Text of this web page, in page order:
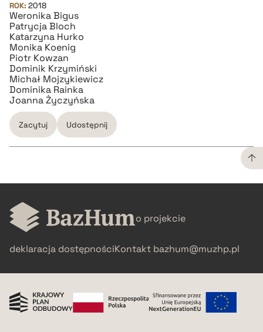
ROK: 2018
Weronika Bigus
Patrycja Bloch
Katarzyna Hurko
Monika Koenig
Piotr Kowzan
Dominik Krzymiński
Michał Mojzykiewicz
Dominika Rainka
Joanna Życzyńska
Zacytuj Udostępnij
CZYSTY TEKST
pobierz cytat
BIBTEX
o projekcie
deklaracja dostępnościKontakt bazhum@muzhp.pl